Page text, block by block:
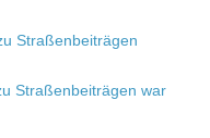
Straßenbeiträgen
Straßenbeiträgen war